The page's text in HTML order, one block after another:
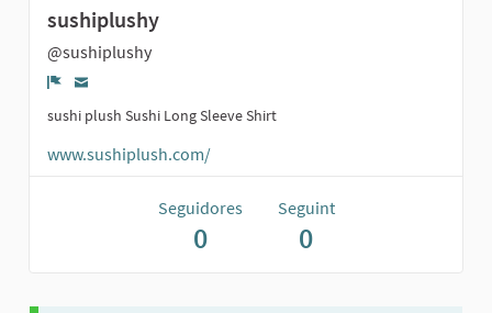
sushiplushy
@sushiplushy
Denúncia
sushi plush Sushi Long Sleeve Shirt
www.sushiplush.com/
Seguidores
0
Seguint
0